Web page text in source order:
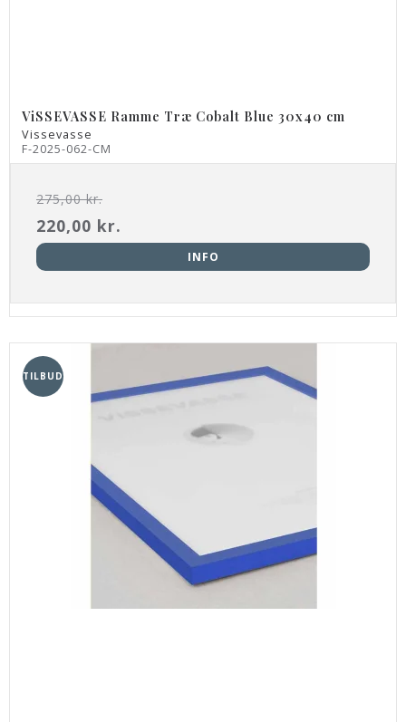
ViSSEVASSE Ramme Træ Cobalt Blue 30x40 cm
Vissevasse
F-2025-062-CM
275,00 kr.
220,00 kr.
INFO
TILBUD